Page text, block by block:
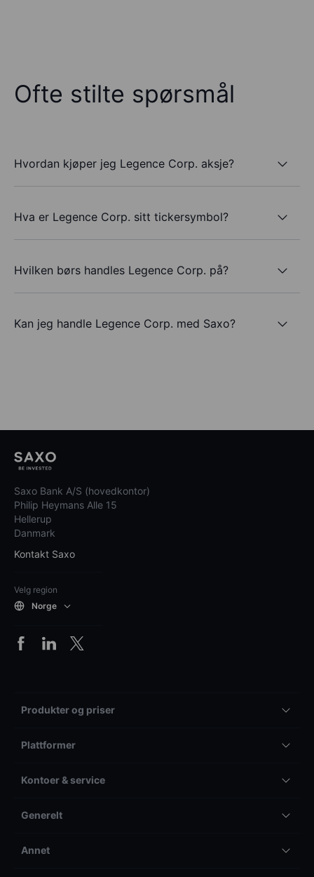
Ofte stilte spørsmål
Hvordan kjøper jeg Legence Corp. aksje?
Hva er Legence Corp. sitt tickersymbol?
Hvilken børs handles Legence Corp. på?
Kan jeg handle Legence Corp. med Saxo?
Saxo Bank A/S (hovedkontor)
Philip Heymans Alle 15
Hellerup
Danmark
Kontakt Saxo
Velg region
Norge
Produkter og priser
Plattformer
Kontoer & service
Generelt
Annet